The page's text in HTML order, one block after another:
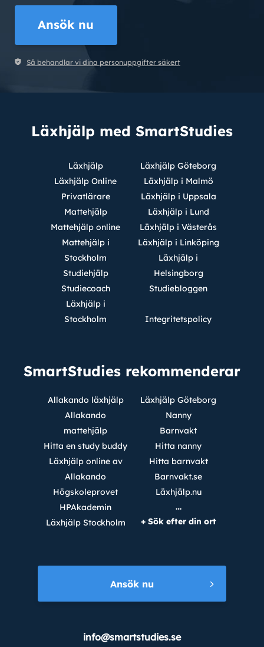
Ansök nu
Så behandlar vi dina personuppgifter säkert
Läxhjälp med SmartStudies
Läxhjälp
Läxhjälp Online
Privatlärare
Mattehjälp
Mattehjälp online
Mattehjälp i
Stockholm
Studiehjälp
Studiecoach
Läxhjälp i
Stockholm
Läxhjälp Göteborg
Läxhjälp i Malmö
Läxhjälp i Uppsala
Läxhjälp i Lund
Läxhjälp i Västerås
Läxhjälp i Linköping
Läxhjälp i
Helsingborg
Studiebloggen
Integritetspolicy
SmartStudies rekommenderar
Allakando läxhjälp
Allakando
mattehjälp
Hitta en study buddy
Läxhjälp online av
Allakando
Högskoleprovet
HPAkademin
Läxhjälp Stockholm
Läxhjälp Göteborg
Nanny
Barnvakt
Hitta nanny
Hitta barnvakt
Barnvakt.se
Läxhjälp.nu
…
+ Sök efter din ort
info@smartstudies.se
Ansök nu